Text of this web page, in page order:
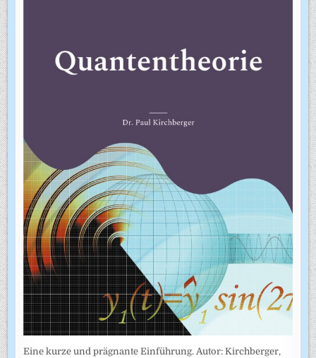
Eine kurze und prägnante Einführung. Autor: Kirchberger,